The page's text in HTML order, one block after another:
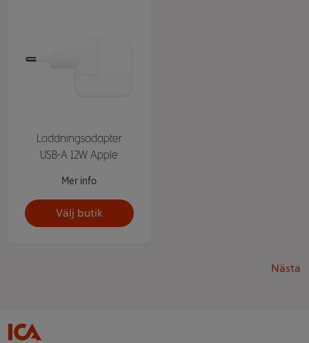
Laddningsadapter
USB-A 12W Apple
Mer info
Välj butik
Nästa